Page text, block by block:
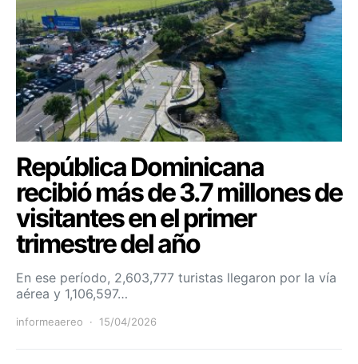
República Dominicana
recibió más de 3.7 millones de
visitantes en el primer
trimestre del año
En ese período, 2,603,777 turistas llegaron por la vía
aérea y 1,106,597…
informeaereo 15/04/2026